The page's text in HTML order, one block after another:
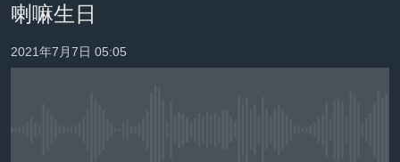
航
跳
转
欧洲
科教·文娱·体健
热点专题
白宫要闻
VOA视频
喇嘛生日
2021年7月7日 05:05